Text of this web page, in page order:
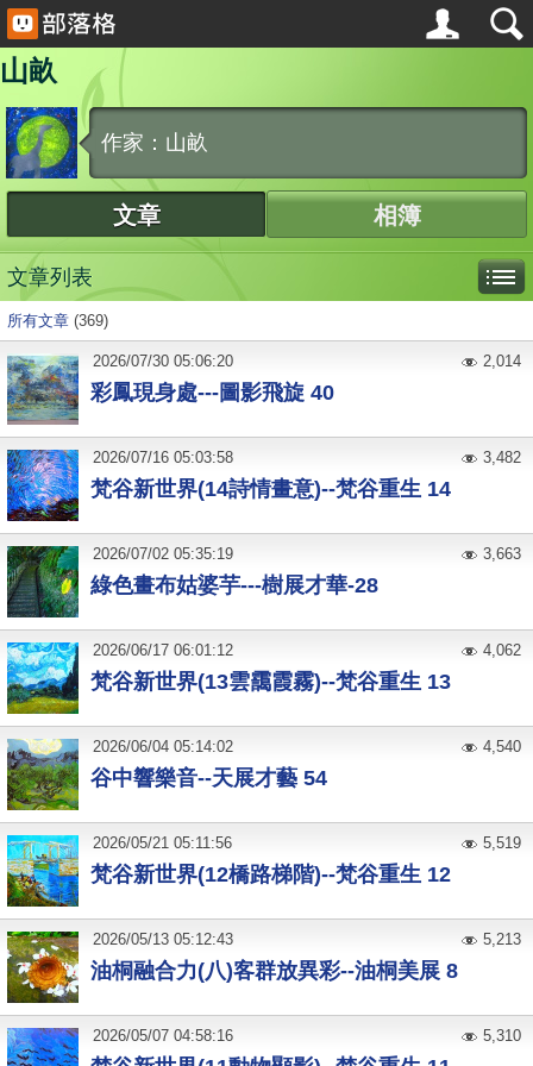
山畝
作家：山畝
文章 相簿
文章列表
所有文章 (369)
彩鳳現身處---圖影飛旋 40
2026/07/30 05:06:20 2,014
梵谷新世界(14詩情畫意)--梵谷重生 14
2026/07/16 05:03:58 3,482
綠色畫布姑婆芋---樹展才華-28
2026/07/02 05:35:19 3,663
梵谷新世界(13雲靄霞霧)--梵谷重生 13
2026/06/17 06:01:12 4,062
谷中響樂音--天展才藝 54
2026/06/04 05:14:02 4,540
梵谷新世界(12橋路梯階)--梵谷重生 12
2026/05/21 05:11:56 5,519
油桐融合力(八)客群放異彩--油桐美展 8
2026/05/13 05:12:43 5,213
2026/05/07 04:58:16 5,310